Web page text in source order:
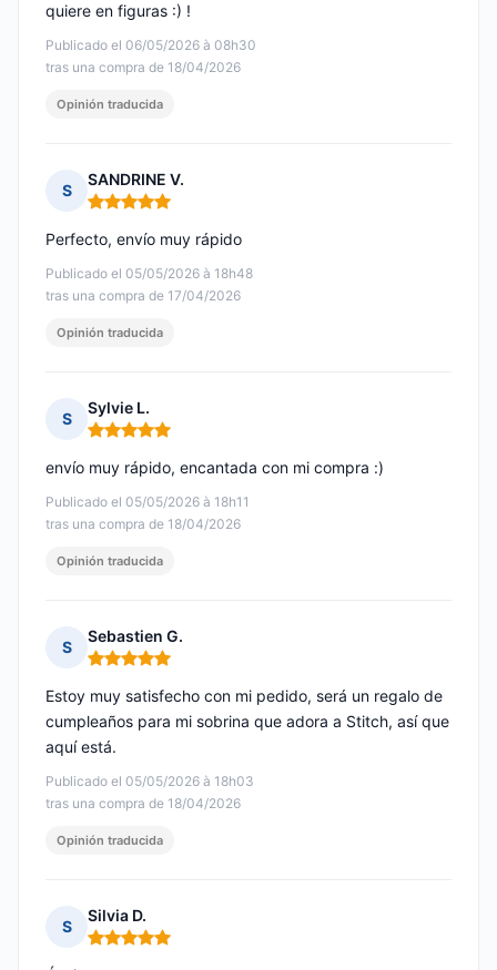
Publicado el 06/05/2026 à 08h30
tras una compra de 18/04/2026
quiere en figuras :) !
Opinión traducida
S
SANDRINE V.
Nota: 5 de 5
Publicado el 05/05/2026 à 18h48
tras una compra de 17/04/2026
Perfecto, envío muy rápido
Opinión traducida
S
Sylvie L.
Nota: 5 de 5
Publicado el 05/05/2026 à 18h11
tras una compra de 18/04/2026
envío muy rápido, encantada con mi compra :)
Opinión traducida
S
Sebastien G.
Nota: 5 de 5
Publicado el 05/05/2026 à 18h03
tras una compra de 18/04/2026
Estoy muy satisfecho con mi pedido, será un regalo de
cumpleaños para mi sobrina que adora a Stitch, así que
aquí está.
Opinión traducida
S
Silvia D.
Nota: 5 de 5